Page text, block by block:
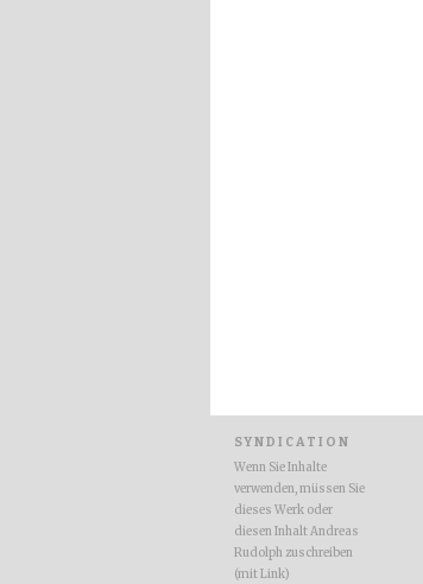
SYNDICATION
Wenn Sie Inhalte
verwenden, müssen Sie
dieses Werk oder
diesen Inhalt Andreas
Rudolph zuschreiben
(mit Link)